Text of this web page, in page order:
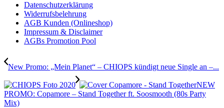
Datenschutzerklärung
Widerrufsbelehrung
AGB Kunden (Onlineshop)
Impressum & Disclaimer
AGBs Promotion Pool
New Promo: „Mein Planet“ – CHIOPS kündigt neue Single an –...
NEW
PROMO: Copamore – Stand Together ft. Soosmooth (80s Party
Mix)